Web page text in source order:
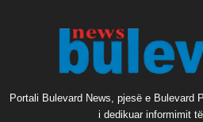
Portali Bulevard News, pjesë e Bulevard
i dedikuar informimit